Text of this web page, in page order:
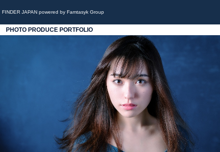
FINDER JAPAN powered by Famtasyk Group
PHOTO PRODUCE PORTFOLIO